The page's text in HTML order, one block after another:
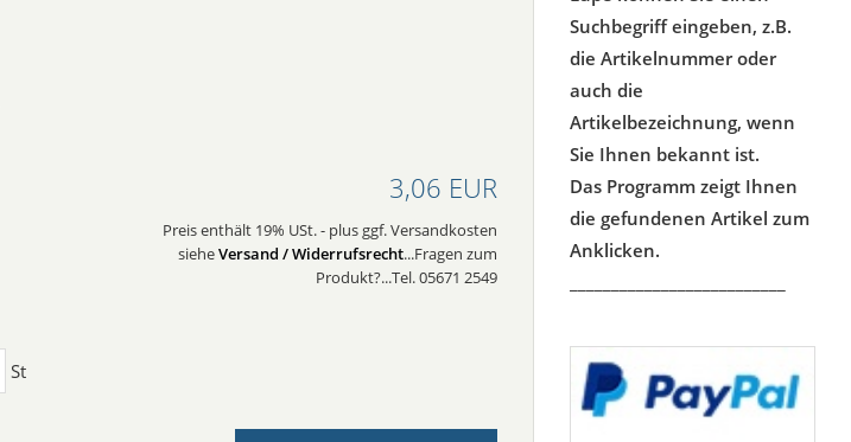
3,06 EUR
Preis enthält 19% USt. - plus ggf. Versandkosten
sieheVersand / Widerrufsrecht...Fragen zum
Produkt?...Tel. 05671 2549
St
Suchbegriff eingeben, z.B.
die Artikelnummer oder
auch die
Artikelbezeichnung, wenn
Sie Ihnen bekannt ist.
Das Programm zeigt Ihnen
die gefundenen Artikel zum
Anklicken.